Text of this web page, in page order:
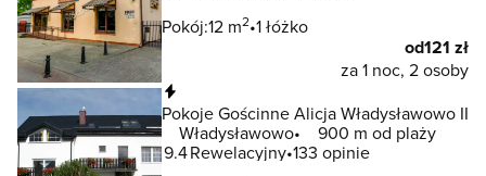
Pokój:12 m2 1 łóżko
od121 zł
za 1 noc, 2 osoby
Pokoje Gościnne Alicja Władysławowo II
Władysławowo
900 m od plaży
9.4Rewelacyjny 133 opinie